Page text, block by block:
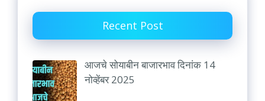
Recent Post
आजचे सोयाबीन बाजारभाव दिनांक 14
नोव्हेंबर 2025